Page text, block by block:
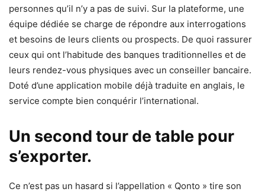
personnes qu’il n’y a pas de suivi. Sur la plateforme, une
équipe dédiée se charge de répondre aux interrogations
et besoins de leurs clients ou prospects. De quoi rassurer
ceux qui ont l’habitude des banques traditionnelles et de
leurs rendez-vous physiques avec un conseiller bancaire.
Doté d’une application mobile déjà traduite en anglais, le
service compte bien conquérir l’international.
Un second tour de table pour
s’exporter.
Ce n’est pas un hasard si l’appellation « Qonto » tire son